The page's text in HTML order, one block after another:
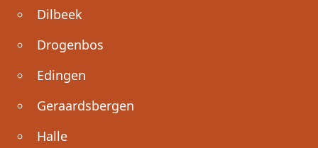
Dilbeek
Drogenbos
Edingen
Geraardsbergen
Halle